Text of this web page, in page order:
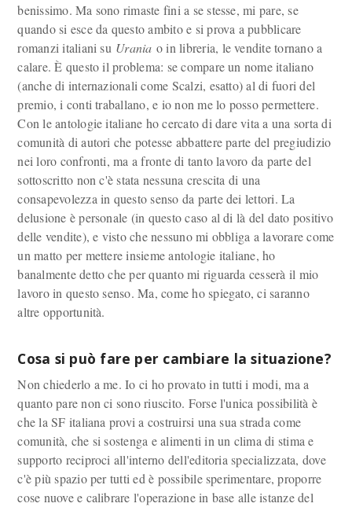
benissimo. Ma sono rimaste fini a se stesse, mi pare, se
quando si esce da questo ambito e si prova a pubblicare
romanzi italiani su Urania o in libreria, le vendite tornano a
calare. È questo il problema: se compare un nome italiano
(anche di internazionali come Scalzi, esatto) al di fuori del
premio, i conti traballano, e io non me lo posso permettere.
Con le antologie italiane ho cercato di dare vita a una sorta di
comunità di autori che potesse abbattere parte del pregiudizio
nei loro confronti, ma a fronte di tanto lavoro da parte del
sottoscritto non c'è stata nessuna crescita di una
consapevolezza in questo senso da parte dei lettori. La
delusione è personale (in questo caso al di là del dato positivo
delle vendite), e visto che nessuno mi obbliga a lavorare come
un matto per mettere insieme antologie italiane, ho
banalmente detto che per quanto mi riguarda cesserà il mio
lavoro in questo senso. Ma, come ho spiegato, ci saranno
altre opportunità.
Cosa si può fare per cambiare la situazione?
Non chiederlo a me. Io ci ho provato in tutti i modi, ma a
quanto pare non ci sono riuscito. Forse l'unica possibilità è
che la SF italiana provi a costruirsi una sua strada come
comunità, che si sostenga e alimenti in un clima di stima e
supporto reciproci all'interno dell'editoria specializzata, dove
c'è più spazio per tutti ed è possibile sperimentare, proporre
cose nuove e calibrare l'operazione in base alle istanze del